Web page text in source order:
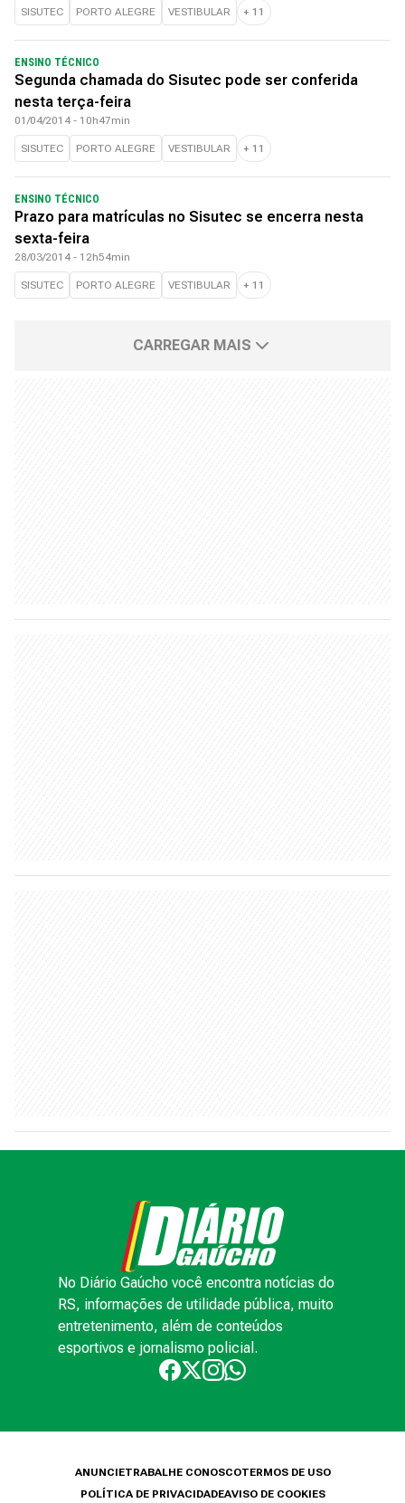
SISUTEC PORTO ALEGRE VESTIBULAR + 11
ENSINO TÉCNICO
Segunda chamada do Sisutec pode ser conferida
nesta terça-feira
01/04/2014 - 10h47min
SISUTEC PORTO ALEGRE VESTIBULAR + 11
ENSINO TÉCNICO
Prazo para matrículas no Sisutec se encerra nesta
sexta-feira
28/03/2014 - 12h54min
SISUTEC PORTO ALEGRE VESTIBULAR + 11
CARREGAR MAIS
No Diário Gaúcho você encontra notícias do
RS, informações de utilidade pública, muito
entretenimento, além de conteúdos
esportivos e jornalismo policial.
ANUNCIETRABALHE CONOSCOTERMOS DE USO
POLÍTICA DE PRIVACIDADEAVISO DE COOKIES